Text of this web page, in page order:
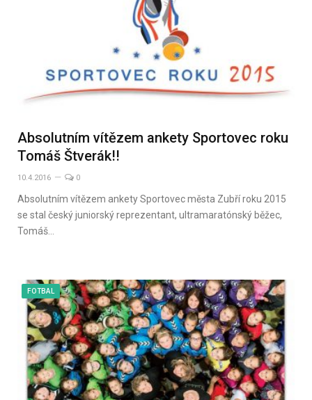
Absolutním vítězem ankety Sportovec roku
Tomáš Štverák!!
10.4.2016 0
Absolutním vítězem ankety Sportovec města Zubří roku 2015
se stal český juniorský reprezentant, ultramaratónský běžec,
Tomáš…
FOTBAL